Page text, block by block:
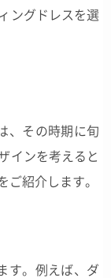
ングドレスを選
、その時期に旬
インを考えると
ご紹介します。
す。例えば、ダ